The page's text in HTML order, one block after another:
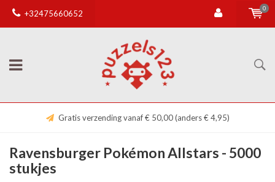
+32475660652
0
Gratis verzending vanaf € 50,00 (anders € 4,95)
Ravensburger Pokémon Allstars - 5000
stukjes